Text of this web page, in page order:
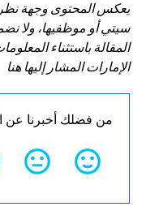
يعكس المحتوى وجهة
سيتي أو موظفيها، ولا
المقالة باستثناء
الإمارات المشار إليها هنا
من فضلك أخبرنا عن